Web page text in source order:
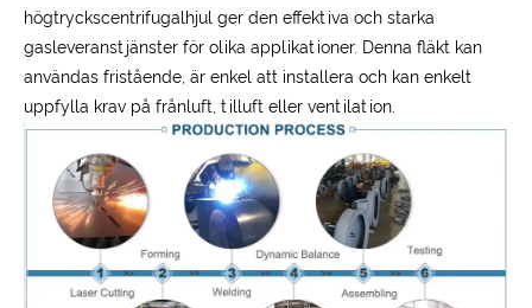
högtryckscentrifugalhjul ger den effektiva och starka
gasleveranstjänster för olika applikationer. Denna fläkt kan
användas fristående, är enkel att installera och kan enkelt
uppfylla krav på frånluft, tilluft eller ventilation.